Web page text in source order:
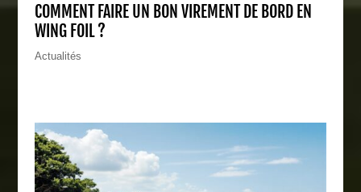
COMMENT FAIRE UN BON VIREMENT DE BORD EN
WING FOIL ?
Actualités